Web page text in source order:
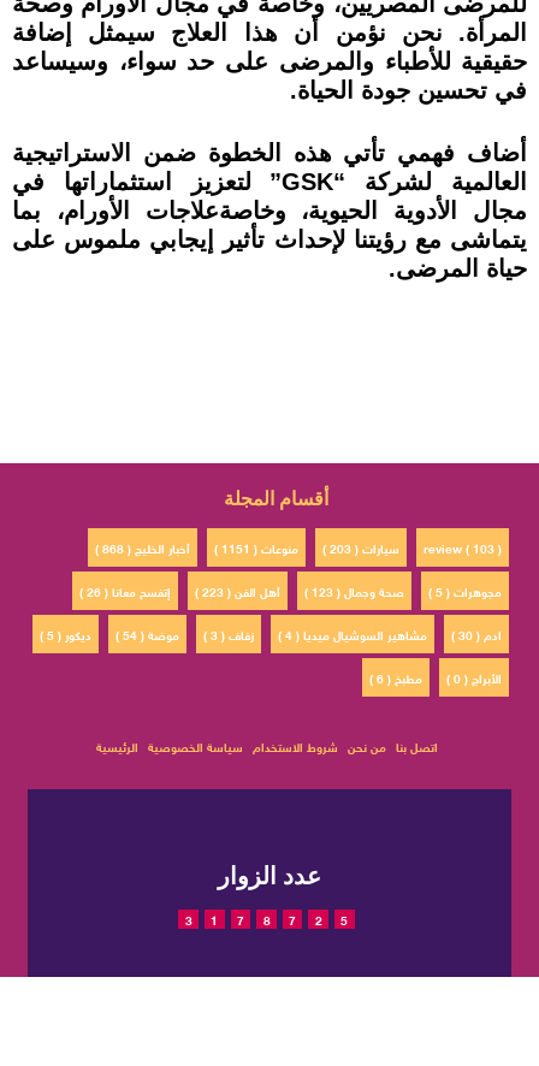
المرأة. نحن نؤمن أن ھذا العلاج سيمثل إضافة
حقيقية للأطباء والمرضى على حد سواء، وسيساعد
في تحسين جودة الحياة.
أضاف فهمي تأتي ھذه الخطوة ضمن الاستراتيجية
العالمية لشركة “GSK” لتعزيز استثماراتھا في
مجال الأدوية الحيوية، وخاصةعلاجات الأورام، بما
يتماشى مع رؤيتنا لإحداث تأثير إيجابي ملموس على
حياة المرضى.
أقسام المجلة
أخبار الخليج ( 868 ) منوعات ( 1151 ) سيارات ( 203 )
review ( 103 )
إتفسح معانا ( 26 )
أهل الفن ( 223 ) صحة وجمال ( 123 )
مجوهرات ( 5 )
ديكور ( 5 )
موضة ( 54 ) زفاف ( 3 ) مشاهير السوشيال ميديا ( 4 )
ادم ( 30 )
مطبخ ( 6 )
الأبراج ( 0 )
الرئيسية سياسة الخصوصية شروط الاستخدام من نحن اتصل بنا
عدد الزوار
3 1 7 8 7 2 5